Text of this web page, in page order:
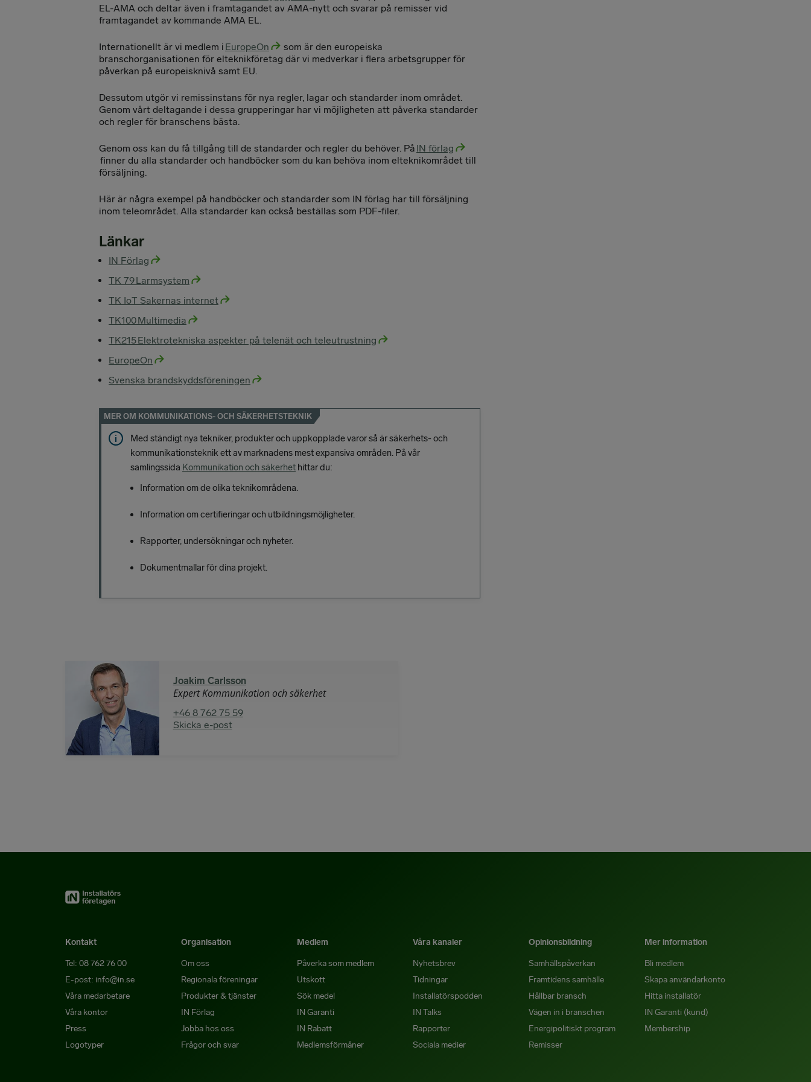
EL-AMA och deltar även i framtagandet av AMA-nytt och svarar på remisser vid
framtagandet av kommande AMA EL.
Internationellt är vi medlem i EuropeOn
som är den europeiska
branschorganisationen för elteknikföretag där vi medverkar i flera arbetsgrupper för
påverkan på europeisknivå samt EU.
Dessutom utgör vi remissinstans för nya regler, lagar och standarder inom området.
Genom vårt deltagande i dessa grupperingar har vi möjligheten att påverka standarder
och regler för branschens bästa.
Genom oss kan du få tillgång till de standarder och regler du behöver. På IN förlag
finner du alla standarder och handböcker som du kan behöva inom elteknikområdet till
försäljning.
Här är några exempel på handböcker och standarder som IN förlag har till försäljning
inom teleområdet. Alla standarder kan också beställas som PDF-filer.
Länkar
IN Förlag
TK 79 Larmsystem
TK IoT Sakernas internet
TK100 Multimedia
TK215 Elektrotekniska aspekter på telenät och teleutrustning
EuropeOn
Svenska brandskyddsföreningen
MER OM KOMMUNIKATIONS- OCH SÄKERHETSTEKNIK
Med ständigt nya tekniker, produkter och uppkopplade varor så är säkerhets- och
kommunikationsteknik ett av marknadens mest expansiva områden. På vår
samlingssida Kommunikation och säkerhet hittar du:
Information om de olika teknikområdena.
Information om certifieringar och utbildningsmöjligheter.
Rapporter, undersökningar och nyheter.
Dokumentmallar för dina projekt.
Joakim Carlsson
Expert Kommunikation och säkerhet
+46 8 762 75 59
Skicka e-post
Kontakt
Tel: 08 762 76 00
E-post: info@in.se
Våra medarbetare
Våra kontor
Press
Logotyper
Organisation
Om oss
Regionala föreningar
Produkter & tjänster
IN Förlag
Jobba hos oss
Frågor och svar
Medlem
Påverka som medlem
Utskott
Sök medel
IN Garanti
IN Rabatt
Medlemsförmåner
Våra kanaler
Nyhetsbrev
Tidningar
Installatörspodden
IN Talks
Rapporter
Sociala medier
Opinionsbildning
Samhällspåverkan
Framtidens samhälle
Hållbar bransch
Vägen in i branschen
Energipolitiskt program
Remisser
Mer information
Bli medlem
Skapa användarkonto
Hitta installatör
IN Garanti (kund)
Membership